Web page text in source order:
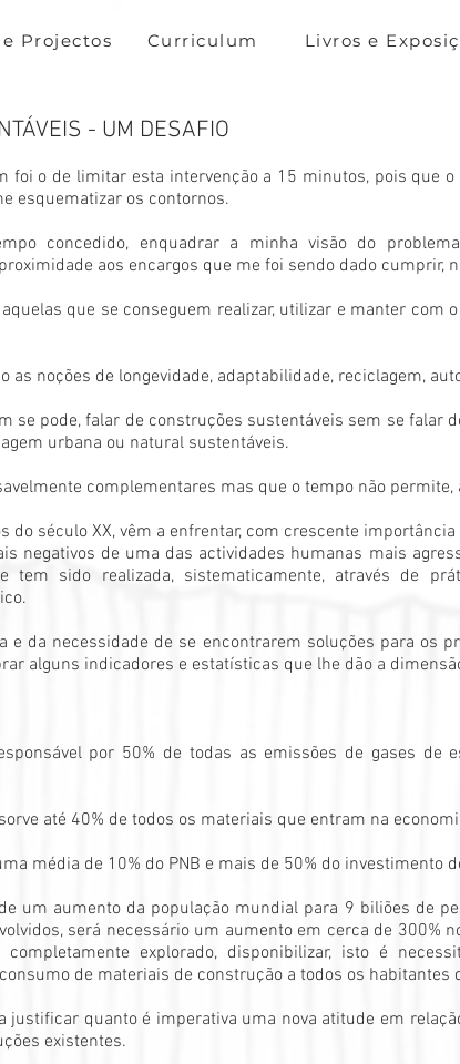
Projectos Curriculum Livros e
- UM DESAFIO
foi o de limitar esta intervenção a 15 minutos, pois que
esquematizar os contornos.
concedido, enquadrar a minha visão do
aos encargos que me foi sendo dado cumprir,
que se conseguem realizar, utilizar e manter
as noções de longevidade, adaptabilidade, reciclagem,
se pode, falar de construções sustentáveis sem se falar
urbana ou natural sustentáveis.
complementares mas que o tempo não permite,
do século XX, vêm a enfrentar, com crescente
negativos de uma das actividades humanas mais
tem sido realizada, sistematicamente, através de
e da necessidade de se encontrarem soluções para os
alguns indicadores e estatísticas que lhe dão a
por 50% de todas as emissões de gases de
até 40% de todos os materiais que entram na
média de 10% do PNB e mais de 50% do investimento
um aumento da população mundial para 9 biliões de
será necessário um aumento em cerca de 300%
explorado, disponibilizar, isto é
de materiais de construção a todos os habitantes
justificar quanto é imperativa uma nova atitude em
existentes.